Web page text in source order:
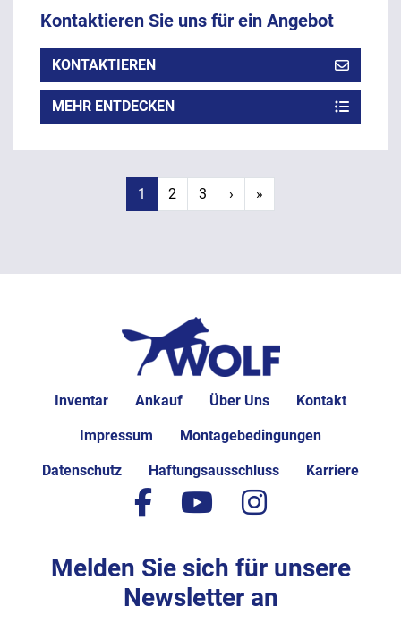
Kontaktieren Sie uns für ein Angebot
KONTAKTIEREN
MEHR ENTDECKEN
1 2 3 › »
Inventar Ankauf Über Uns Kontakt
Impressum Montagebedingungen
Datenschutz Haftungsausschluss Karriere
facebook
youtubeinstagram
Melden Sie sich für unsere
Newsletter an